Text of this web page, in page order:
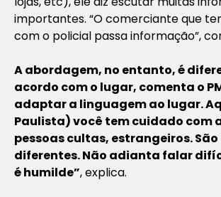
importantes. “O comerciante que
com o policial passa informação”,
A abordagem, no entanto, é
acordo com o lugar, comenta o
adaptar a linguagem ao lugar.
Paulista) você tem cuidado com
pessoas cultas, estrangeiros. São
diferentes. Não adianta falar
é humilde”, explica.